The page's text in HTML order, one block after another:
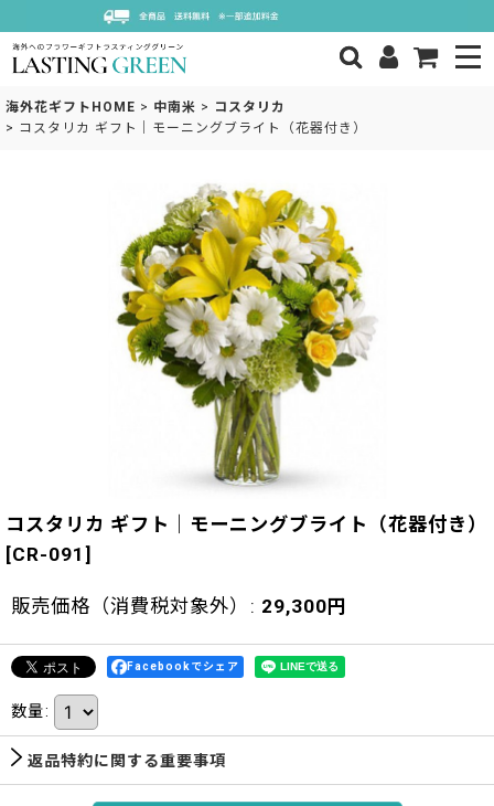
海外花ギフトHOME > 中南米 > コスタリカ
> コスタリカ ギフト｜モーニングブライト（花器付き）
コスタリカ ギフト｜モーニングブライト（花器付き）
[CR-091 ]
販売価格（消費税対象外） : 29,300 円
Facebookでシェア
数量:
返品特約に関する重要事項